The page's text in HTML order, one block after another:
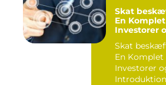
Skat
En
Investorer
Skat
En Komplet
Investorer